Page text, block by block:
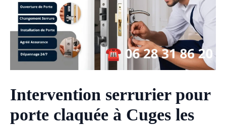
Intervention serrurier pour
porte claquée à Cuges les